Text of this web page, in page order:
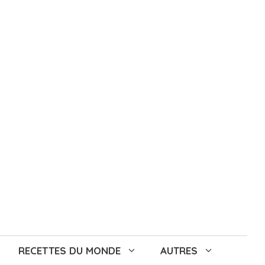
RECETTES DU MONDE AUTRES